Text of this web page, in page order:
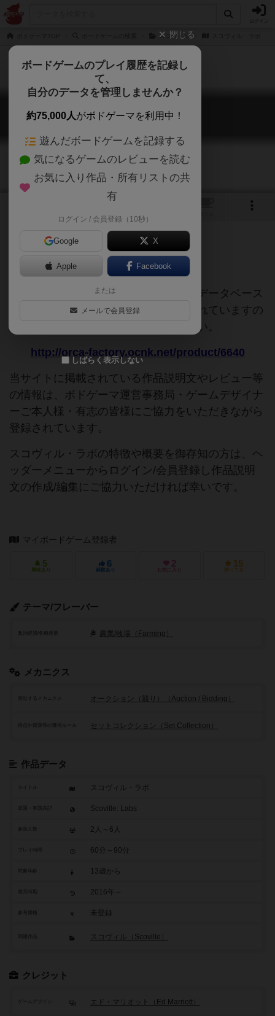
スコヴィル
スコヴィル・ラボ
Scoville: Labs
ご協力ください
このページは情報が不足しています。データベース
追加申請時に以下の参考URLが入力されていますの
で、よろしければこちらもご覧ください。
http://orca-factory.ocnk.net/product/6640
当サイトに掲載されている作品説明文やレビュー等
の情報は、ボドゲーマ運営事務局・ゲームデザイナ
ーご本人様・有志の皆様にご協力をいただきながら
登録されています。
スコヴィル・ラボの特徴や概要を御存知の方は、ヘ
ッダーメニューからログイン/会員登録し作品説明
文の作成/編集にご協力いただければ幸いです。
マイボードゲーム登録者
5
興味あり
6
経験あり
2
お気に入り
15
持ってる
テーマ/フレーバー
政治経済/各種産業 農業/牧場（Farming）
メカニクス
頻出するメカニクス オークション（競り）（Auction / Bidding）
セットコレクション（Set Collection）
作品データ
タイトル スコヴィル・ラボ
Scoville: Labs
参加人数 2人～6人
60分～90分
13歳から
2016年～
参考価格 未登録
関連作品 スコヴィル（Scoville）
クレジット
ゲームデザイン エド・マリオット（Ed Marriott）
閉じる
ボードゲームのプレイ履歴を記録し
て、
自分のデータを管理しませんか？
約75,000人がボドゲーマを利用中！
遊んだボードゲームを記録する
気になるゲームのレビューを読む
お気に入り作品・所有リストの共
有
ログイン / 会員登録（10秒）
Google X
Apple Facebook
または
メールで会員登録
しばらく表示しない